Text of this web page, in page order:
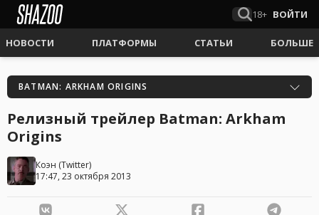
18+ ВОЙТИ
НОВОСТИ ПЛАТФОРМЫ СТАТЬИ БОЛЬШЕ
BATMAN: ARKHAM ORIGINS
Релизный трейлер Batman: Arkham
Origins
Коэн (Twitter)
17:47, 23 октября 2013